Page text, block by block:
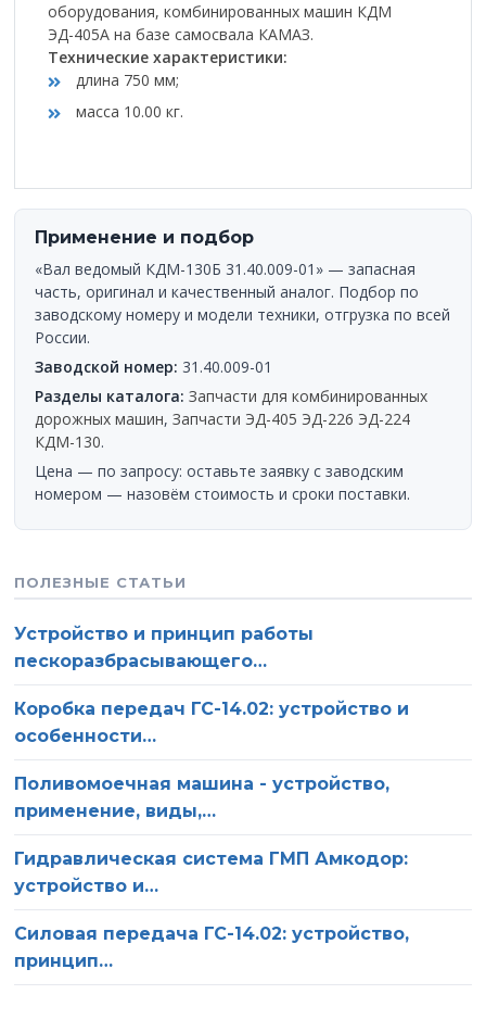
Статьи
Ваше имя
Ваш телефон
оборудования, комбинированных машин КДМ
ЭД-405А на базе самосвала КАМАЗ.
Технические характеристики:
длина 750 мм;
масса 10.00 кг.
Применение и подбор
«Вал ведомый КДМ-130Б 31.40.009-01» — запасная
часть, оригинал и качественный аналог. Подбор по
заводскому номеру и модели техники, отгрузка по всей
России.
Заводской номер: 31.40.009-01
Разделы каталога: Запчасти для комбинированных
дорожных машин,Запчасти ЭД-405 ЭД-226 ЭД-224
КДМ-130.
Цена — по запросу: оставьте заявку с заводским
номером — назовём стоимость и сроки поставки.
ПОЛЕЗНЫЕ СТАТЬИ
Устройство и принцип работы
пескоразбрасывающего…
Коробка передач ГС-14.02: устройство и
особенности…
Поливомоечная машина - устройство,
применение, виды,…
Гидравлическая система ГМП Амкодор:
устройство и…
Силовая передача ГС-14.02: устройство,
принцип…